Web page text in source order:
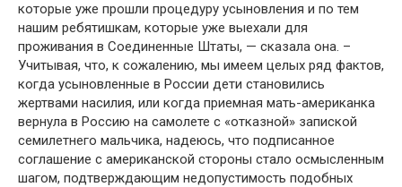
которые уже прошли процедуру усыновления и по тем
нашим ребятишкам, которые уже выехали для
проживания в Соединенные Штаты, — сказала она. –
Учитывая, что, к сожалению, мы имеем целых ряд фактов,
когда усыновленные в России дети становились
жертвами насилия, или когда приемная мать-американка
вернула в Россию на самолете с «отказной» запиской
семилетнего мальчика, надеюсь, что подписанное
соглашение с американской стороны стало осмысленным
шагом, подтверждающим недопустимость подобных